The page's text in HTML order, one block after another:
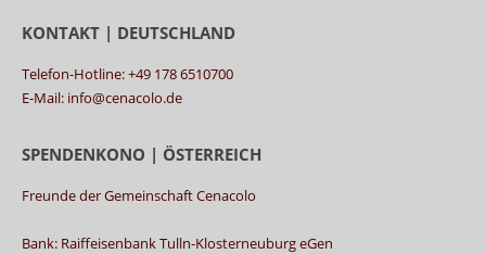
KONTAKT | DEUTSCHLAND
Telefon-Hotline: +49 178 6510700
E-Mail: info@cenacolo.de
SPENDENKONO | ÖSTERREICH
Freunde der Gemeinschaft Cenacolo
Bank: Raiffeisenbank Tulln-Klosterneuburg eGen